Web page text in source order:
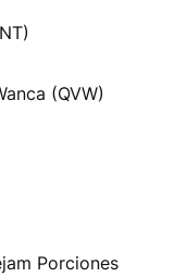
(QVW)
Porciones